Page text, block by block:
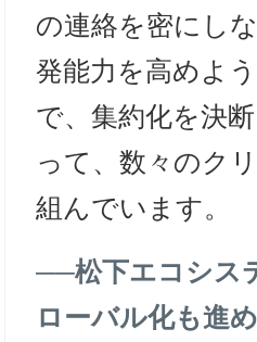
の連絡を密にし
発能力を高めよ
で、集約化を決
って、数々のク
組んでいます。
──松下エコシス
ローバル化も進